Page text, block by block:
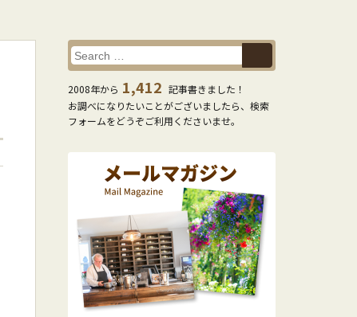
2008年から 1,412 記事書きました！
お調べになりたいことがございましたら、検索
フォームをどうぞご利用くださいませ。